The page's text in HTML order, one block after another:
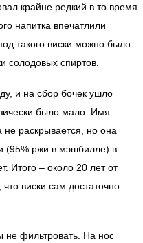
крайне редкий в то время
напитка впечатлили
такого виски можно было
солодовых спиртов.
и на сбор бочек ушло
было мало. Имя
раскрывается, но она
(95% ржи в мэшбилле) в
Итого – около 20 лет от
виски сам достаточно
не фильтровать. На нос